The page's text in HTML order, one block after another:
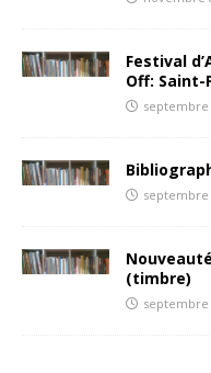
Festival
Off:
septembre
septembre
(timbre)
septembre